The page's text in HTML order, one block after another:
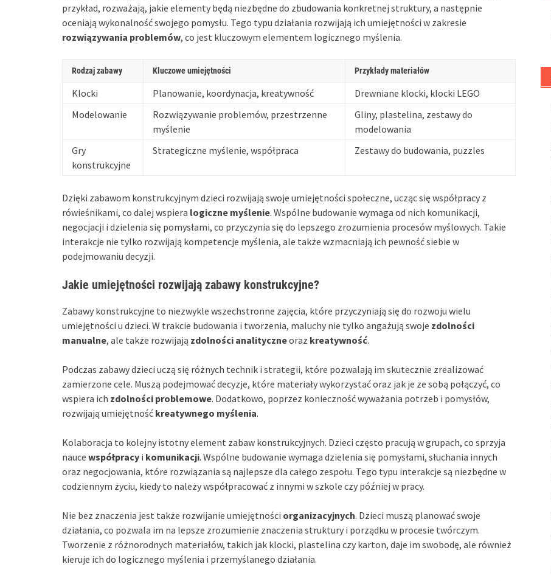
przykład, rozważają, jakie elementy będą niezbędne do zbudowania konkretnej struktury, a następnie
oceniają wykonalność swojego pomysłu. Tego typu działania rozwijają ich umiejętności w zakresie
rozwiązywania problemów, co jest kluczowym elementem logicznego myślenia.
Rodzaj zabawy Kluczowe umiejętności Przykłady materiałów
Klocki Planowanie, koordynacja, kreatywność
Drewniane klocki, klocki LEGO
Modelowanie
Rozwiązywanie problemów, przestrzenne
myślenie
Gliny, plastelina, zestawy do
modelowania
Gry
konstrukcyjne
Strategiczne myślenie, współpraca Zestawy do budowania, puzzles
Dzięki zabawom konstrukcyjnym dzieci rozwijają swoje umiejętności społeczne, ucząc się współpracy z
rówieśnikami, co dalej wspiera logiczne myślenie. Wspólne budowanie wymaga od nich komunikacji,
negocjacji i dzielenia się pomysłami, co przyczynia się do lepszego zrozumienia procesów myślowych. Takie
interakcje nie tylko rozwijają kompetencje myślenia, ale także wzmacniają ich pewność siebie w
podejmowaniu decyzji.
Jakie umiejętności rozwijają zabawy konstrukcyjne?
Zabawy konstrukcyjne to niezwykle wszechstronne zajęcia, które przyczyniają się do rozwoju wielu
umiejętności u dzieci. W trakcie budowania i tworzenia, maluchy nie tylko angażują swoje zdolności
manualne, ale także rozwijają zdolności analityczneoraz kreatywność.
Podczas zabawy dzieci uczą się różnych technik i strategii, które pozwalają im skutecznie zrealizować
zamierzone cele. Muszą podejmować decyzje, które materiały wykorzystać oraz jak je ze sobą połączyć, co
wspiera ich zdolności problemowe. Dodatkowo, poprzez konieczność wyważania potrzeb i pomysłów,
rozwijają umiejętność kreatywnego myślenia.
Kolaboracja to kolejny istotny element zabaw konstrukcyjnych. Dzieci często pracują w grupach, co sprzyja
nauce współpracy i komunikacji. Wspólne budowanie wymaga dzielenia się pomysłami, słuchania innych
oraz negocjowania, które rozwiązania są najlepsze dla całego zespołu. Tego typu interakcje są niezbędne w
codziennym życiu, kiedy to należy współpracować z innymi w szkole czy później w pracy.
Nie bez znaczenia jest także rozwijanie umiejętności organizacyjnych. Dzieci muszą planować swoje
działania, co pozwala im na lepsze zrozumienie znaczenia struktury i porządku w procesie twórczym.
Tworzenie z różnorodnych materiałów, takich jak klocki, plastelina czy karton, daje im swobodę, ale również
kieruje ich do logicznego myślenia i przemyślanego działania.